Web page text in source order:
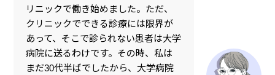
リニックで働き始めました。ただ、
クリニックでできる診療には限界が
あって、そこで診られない患者は大学
病院に送るわけです。その時、私は
まだ30代半ばでしたから、大学病院